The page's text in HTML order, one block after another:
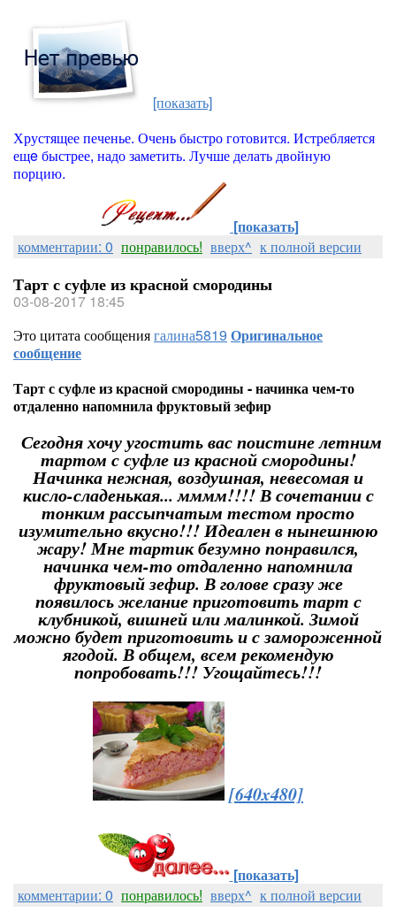
[показать]
Хрустящее печенье. Очень быстро готовится. Истребляется
ещe быстрее, надо заметить. Лучше делать двойную
порцию.
[показать]
комментарии: 0 понравилось! вверх^ к полной версии
Тарт с суфле из красной смородины
03-08-2017 18:45
Это цитата сообщениягалина5819 Оригинальное
сообщение
Тарт с суфле из красной смородины - начинка чем-то
отдаленно напомнила фруктовый зефир
Сегодня хочу угостить вас поистине летним
тартом с суфле из красной смородины!
Начинка нежная, воздушная, невесомая и
кисло-сладенькая... мммм!!!! В сочетании с
тонким рассыпчатым тестом просто
изумительно вкусно!!! Идеален в нынешнюю
жару! Мне тартик безумно понравился,
начинка чем-то отдаленно напомнила
фруктовый зефир. В голове сразу же
появилось желание приготовить тарт с
клубникой, вишней или малинкой. Зимой
можно будет приготовить и с замороженной
ягодой. В общем, всем рекомендую
попробовать!!! Угощайтесь!!!
[640x480]
[показать]
комментарии: 0 понравилось! вверх^ к полной версии